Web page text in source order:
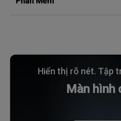
Hiển thị rõ nét. Tập
Màn hình